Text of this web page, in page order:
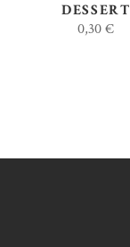
DESSERT
0,30€